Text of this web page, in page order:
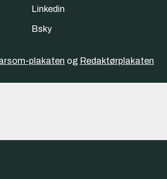
Linkedin
Bsky
plakaten og Redaktørplakaten